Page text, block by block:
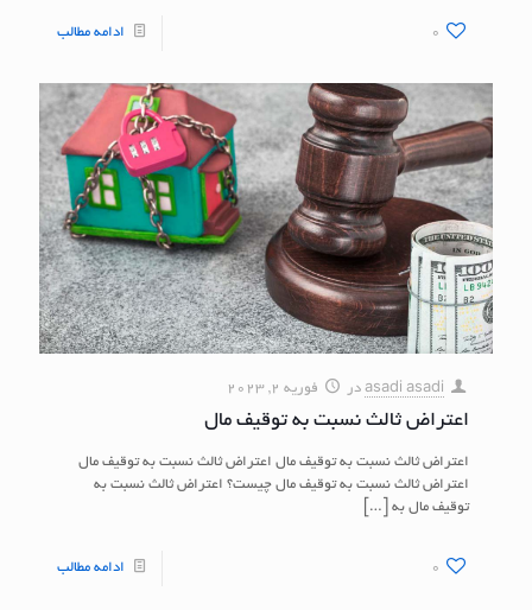
0 ادامه مطالب
asadi asadi در فوریه 2, 2023
اعتراض ثالث نسبت به توقیف مال
اعتراض ثالث نسبت به توقیف مال اعتراض ثالث نسبت به توقیف مال
اعتراض ثالث نسبت به توقیف مال چیست؟ اعتراض ثالث نسبت به
توقیف مال به […]
0 ادامه مطالب